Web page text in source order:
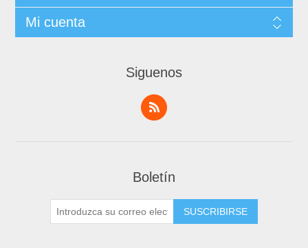
Mi cuenta
Siguenos
Boletín